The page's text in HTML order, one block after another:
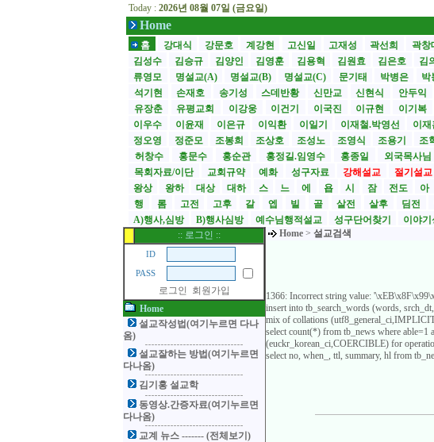
Today : 2026년 08월 07일 (금요일)
Home
홈
강대식 강문호 계강현 고신일 고재성 곽선희 곽창
김성수
김승규 김양인 김영훈 김용혁 김원효 김은호 김
류영모
명설교(A) 명설교(B) 명설교(C) 문기태 박병은 박
석기현
손재호 송기성 스데반황 신만교 신현식 안두익
유장춘
유평교회 이강웅 이건기 이국진 이규현 이기복
이우수
이윤재 이은규 이익환 이일기 이재철.박영선 이재
정오영
정준모 조봉희 조상호 조성노 조영식 조용기 조
허창수
홍문수 홍순관 홍정길.임영수 홍종일 외국목사님
목회자료/이단
교회규약 예화 성구자료 강해설교 절기설교
왕상
왕하 대상 대하 스 느 에 욥 시 잠 전도 아
행
롬 고전 고후 갈 엡 빌 골 살전 살후 딤전
A)행사,심방
B)행사심방 예수님행적설교 성구단어찾기 이야기
:: 로그인 ::
ID
PASS
로그인
회원가입
Home
설교작성법(여기누르면 다나
옴)
설교잘하는 방법(여기누르면
다나옴)
김기홍 설교학
동영상.간증자료(여기누르면
다나옴)
교계 뉴스 ------- (전체보기)
Home > 설교검색
1366: Incorrect string value:
insert into tb_search_words (words,
mix of collations
select count(*) from tb_news where
(euckr_korean_ci,COERCIBLE) for
select no, when_, ttl, summary, hl from